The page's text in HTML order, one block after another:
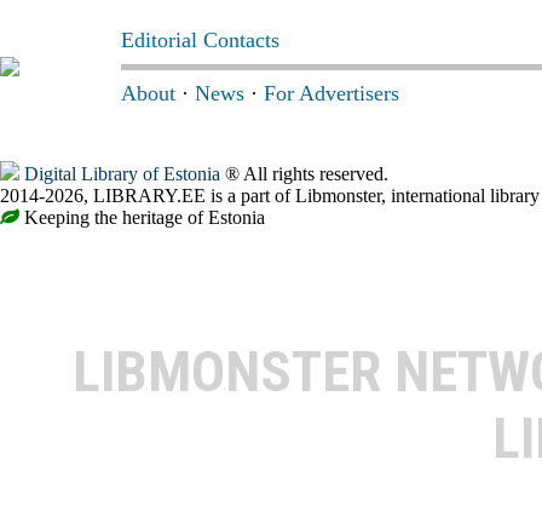
Editorial Contacts
About · News · For Advertisers
Digital Library of Estonia ® All rights reserved.
2014-2026, LIBRARY.EE is a part of Libmonster, international
Keeping the heritage of Estonia
LIBMONSTER